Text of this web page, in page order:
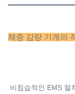
체중 감량 기계의
비침습적인 EMS 절